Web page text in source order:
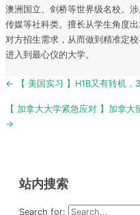
澳洲国立、剑桥等世界级名校。
传媒等社科类。擅长从学生角度
对方招生需求，从而做到精准定
进入到最心仪的大学。
Post
← 【 美国实习 】H1B又有转机，
【 加拿大大学紧急应对 】加拿
→
站内搜索
Search for: